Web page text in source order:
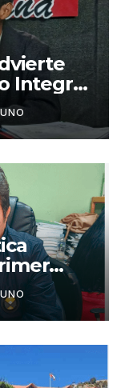
Integral
para
Keiko